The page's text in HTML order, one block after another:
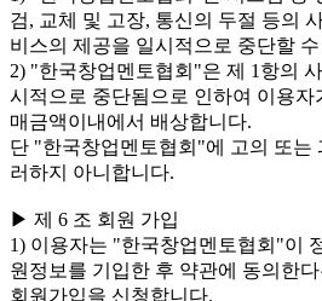
검, 교체 및 고장, 통신의 두절 등의
비스의 제공을 일시적으로 중단할
2) "한국창업멘토협회"은 제 1항의
시적으로 중단됨으로 인하여 이용자
매금액이내에서 배상합니다.
단 "한국창업멘토협회"에 고의 또는
러하지 아니합니다.
▶ 제 6 조 회원 가입
1) 이용자는 "한국창업멘토협회"이
원정보를 기입한 후 약관에 동의한
회원가입을 신청합니다.